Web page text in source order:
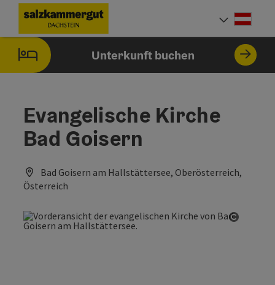
Zum InhaltAccesskey
[0]
Zur NavigationAccesskey
[1]
Zum Seitenanfang
Unterkunft buchen
Evangelische Kirche
Bad Goisern
Bad Goisern am Hallstättersee, Oberösterreich,
Österreich